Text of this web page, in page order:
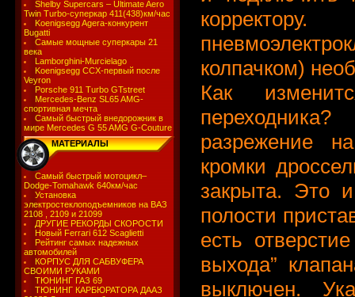
Shelby Supercars – Ultimate Aero
Twin Turbo-суперкар 411(438)км/час
Koenigsegg Agera-конкурент
Bugatti
Самые мощные суперкары 21
века
Lamborghini-Murcielago
Koenigsegg CCX-первый после
Veyron
Porsche 911 Turbo GTstreet
Mercedes-Benz SL65 AMG-
спортивная мечта
Самый быстрый внедорожник в
мире Mercedes G 55 AMG G-Couture
МАТЕРИАЛЫ
Самый быстрый мотоцикл–
Dodge-Tomahawk 640км/час
Установка
электростеклоподъемников на ВАЗ
2108 , 2109 и 21099
ДРУГИЕ РЕКОРДЫ СКОРОСТИ
Новый Ferrari 612 Scaglietti
Рейтинг самых надежных
автомобилей
КОРПУС ДЛЯ САБВУФЕРА
СВОИМИ РУКАМИ
ТЮНИНГ ГАЗ 69
ТЮНИНГ КАРБЮРАТОРА ДААЗ
колпачком)
Как
разрежение
кромки
закрыта. Это
полости
есть
выхода”
выключен.